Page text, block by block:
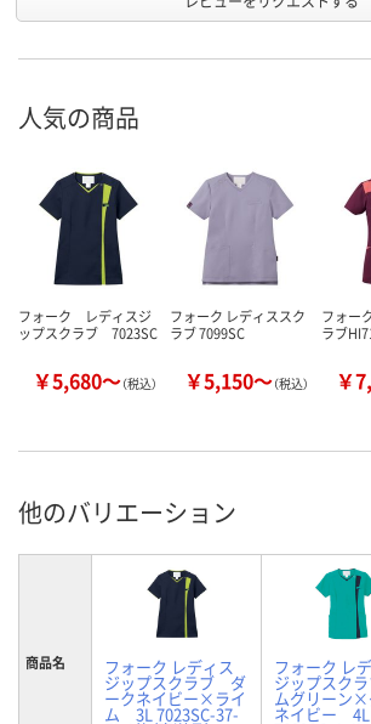
人気の商品
フォーク レディスジ
ップスクラブ 7023SC
￥5,680～（税込）
フォーク レディススク
ラブ 7099SC
￥5,150～（税込）
フォー
ラブ
￥
他のバリエーション
商品名 フォーク レディス
ジップスクラブ ダ
ークネイビー×ライ
ム 3L 7023SC-37-
フォーク レ
ジップスク
ムグリーン×
ネイビー 4L